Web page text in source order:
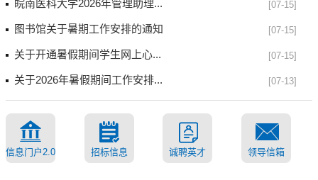
皖南医科大学2026年管理助理... [07-15]
图书馆关于暑期工作安排的通知 [07-15]
关于开通暑假期间学生网上心... [07-15]
关于2026年暑假期间工作安排... [07-13]
信息门户2.0 招标信息 诚聘英才 领导信箱